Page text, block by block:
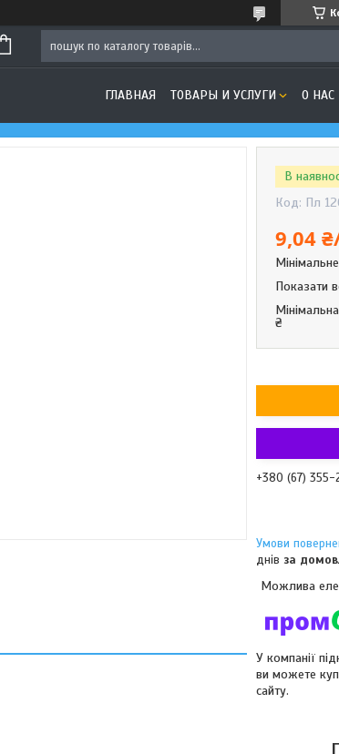
ГЛАВНАЯ ТОВАРЫ И УСЛУГИ О НАС
В
Код: Пл
9,04
Показати
₴
+380 (67) 355-
днів за
У компанії
ви можете
сайту.